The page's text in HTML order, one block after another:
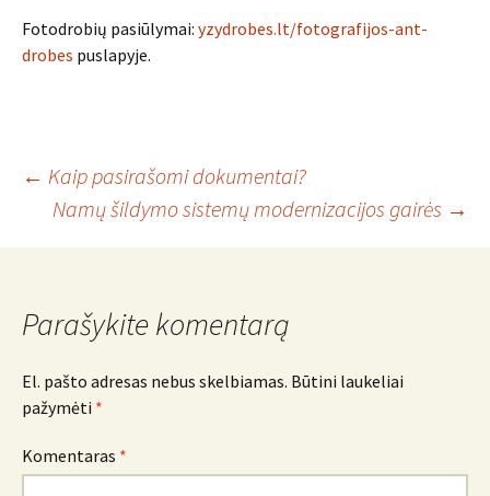
Fotodrobių pasiūlymai: yzydrobes.lt/fotografijos-ant-
drobes puslapyje.
Įrašo
navigacija
← Kaip pasirašomi dokumentai?
Namų šildymo sistemų modernizacijos gairės →
Parašykite komentarą
El. pašto adresas nebus skelbiamas. Būtini laukeliai
pažymėti *
Komentaras *